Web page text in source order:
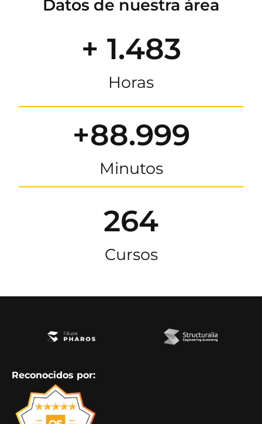
Datos de nuestra área
+ 1.483
Horas
+88.999
Minutos
264
Cursos
Reconocidos por: